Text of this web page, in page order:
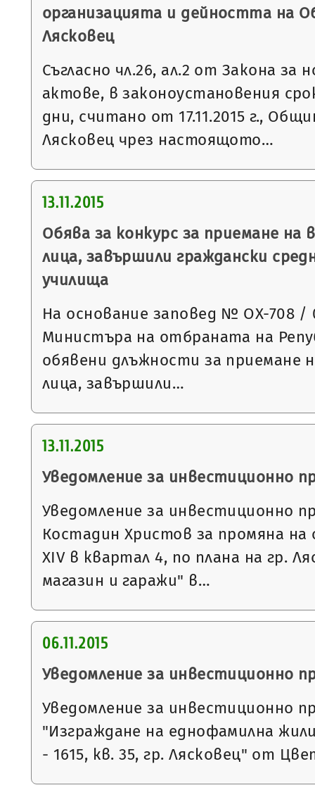
организацията и дейността на
Лясковец
Съгласно чл.26, ал.2 от Закона за
актове, в законоустановения
дни, считано от 17.11.2015 г.,
Лясковец чрез настоящото…
13.11.2015
Обява за конкурс за приемане на
лица, завършили граждански
училища
На основание заповед № ОХ-708 /
Министъра на отбраната на
обявени длъжности за приемане
лица, завършили…
13.11.2015
Уведомление за инвестиционно
Уведомление за инвестиционно
Костадин Христов за промяна
XIV в квартал 4, по плана на гр.
магазин и гаражи" в…
06.11.2015
Уведомление за инвестиционно
Уведомление за инвестиционно
"Изграждане на еднофамилна
- 1615, кв. 35, гр. Лясковец" от